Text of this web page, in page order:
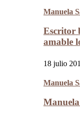
Manuela
Escritor
amable
18 julio
Manuela